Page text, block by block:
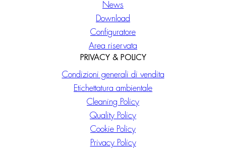
News
Download
Configuratore
Area riservata
PRIVACY & POLICY
Condizioni generali di vendita
Etichettatura ambientale
Cleaning Policy
Quality Policy
Cookie Policy
Privacy Policy